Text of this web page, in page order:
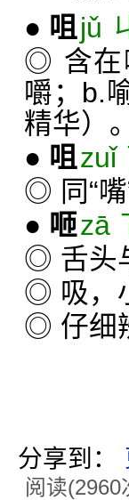
● 咀jǔ
◎ 含在
嚼；b.
精华）。
● 咀zuǐ
◎ 同“嘴
● 咂zā
◎ 舌头
◎ 吸，
◎ 仔细
分享到：
阅读(2960